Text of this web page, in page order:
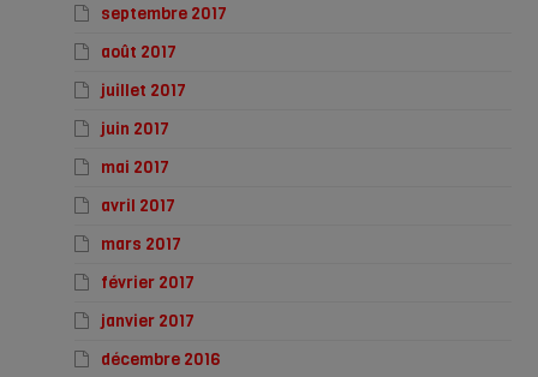
septembre 2017
août 2017
juillet 2017
juin 2017
mai 2017
avril 2017
mars 2017
février 2017
janvier 2017
décembre 2016